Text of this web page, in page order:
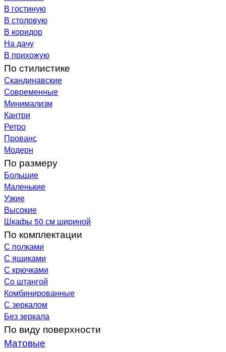
В гостиную
В столовую
В коридор
На дачу
В прихожую
По стилистике
Скандинавские
Современные
Минимализм
Кантри
Ретро
Прованс
Модерн
По размеру
Большие
Маленькие
Узкие
Высокие
Шкафы 50 см шириной
По комплектации
С полками
С ящиками
С крючками
Со штангой
Комбинированные
С зеркалом
Без зеркала
По виду поверхности
Матовые